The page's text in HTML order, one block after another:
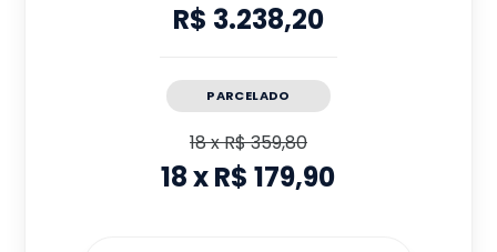
R$ 3.238,20
PARCELADO
18xR$ 359,80
18xR$ 179,90